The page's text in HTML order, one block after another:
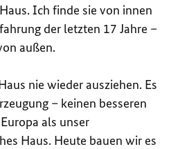
Ich finde sie von innen
der letzten 17 Jahre –
außen.
nie wieder ausziehen. Es
– keinen besseren
als unser
Haus. Heute bauen wir es